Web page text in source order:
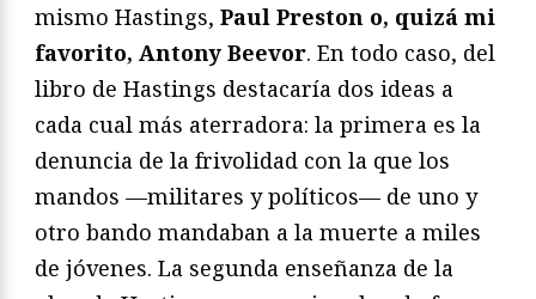
mismo Hastings, Paul Preston o, quizá mi
favorito, Antony Beevor. En todo caso, del
libro de Hastings destacaría dos ideas a
cada cual más aterradora: la primera es la
denuncia de la frivolidad con la que los
mandos —militares y políticos— de uno y
otro bando mandaban a la muerte a miles
de jóvenes. La segunda enseñanza de la